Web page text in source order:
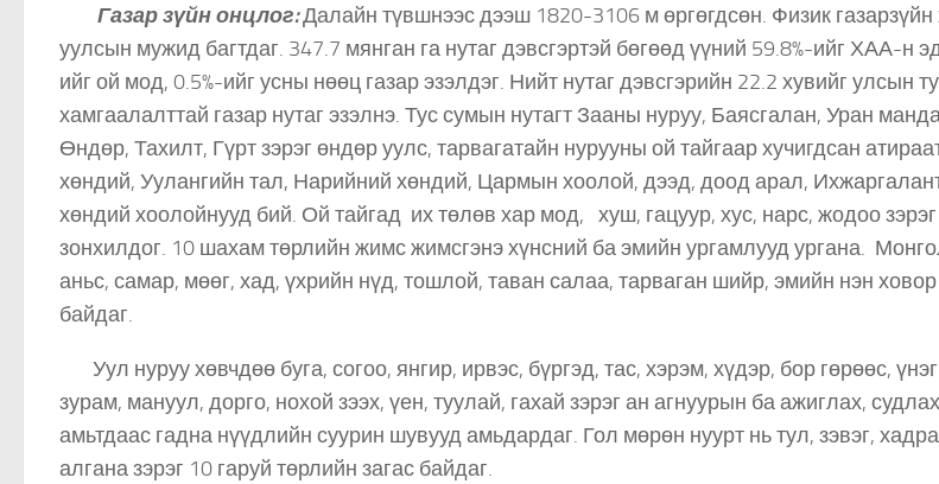
Газар зүйн онцлог:Далайн түвшнээс дээш 1820-3106 м өргөгдсөн. Физик газарзүйн
уулсын мужид багтдаг. 347.7 мянган га нутаг дэвсгэртэй бөгөөд үүний 59.8%-ийг ХАА-н
ийг ой мод, 0.5%-ийг усны нөөц газар эзэлдэг. Нийт нутаг дэвсгэрийн 22.2 хувийг улсын
хамгаалалттай газар нутаг эзэлнэ. Тус сумын нутагт Зааны нуруу, Баясгалан, Уран
Өндөр, Тахилт, Гүрт зэрэг өндөр уулс, тарвагатайн нурууны ой тайгаар хучигдсан
хөндий, Уулангийн тал, Нарийний хөндий, Цармын хоолой, дээд, доод арал,
хөндий хоолойнууд бий. Ой тайгад их төлөв хар мод, хуш, гацуур, хус, нарс, жодоо
зонхилдог. 10 шахам төрлийн жимс жимсгэнэ хүнсний ба эмийн ургамлууд ургана.
аньс, самар, мөөг, хад, үхрийн нүд, тошлой, таван салаа, тарваган шийр, эмийн нэн
байдаг.
Уул нуруу хөвчдөө буга, согоо, янгир, ирвэс, бүргэд, тас, хэрэм, хүдэр, бор гөрөөс,
зурам, мануул, дорго, нохой зээх, үен, туулай, гахай зэрэг ан агнуурын ба ажиглах,
амьтдаас гадна нүүдлийн суурин шувууд амьдардаг. Гол мөрөн нуурт нь тул, зэвэг,
алгана зэрэг 10 гаруй төрлийн загас байдаг.